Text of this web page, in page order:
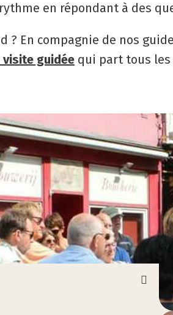
en répondant à des
? En compagnie de nos
visite guidée qui part tous les